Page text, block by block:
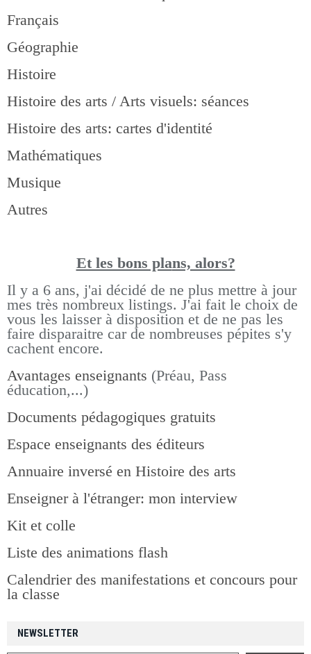
NEWSLETTER
Français
Géographie
Histoire
Histoire des arts / Arts visuels: séances
Histoire des arts: cartes d'identité
Mathématiques
Musique
Autres
Et les bons plans, alors?
Il y a 6 ans, j'ai décidé de ne plus mettre à jour
mes très nombreux listings. J'ai fait le choix de
vous les laisser à disposition et de ne pas les
faire disparaitre car de nombreuses pépites s'y
cachent encore.
Avantages enseignants (Préau, Pass
éducation,...)
Documents pédagogiques gratuits
Espace enseignants des éditeurs
Annuaire inversé en Histoire des arts
Enseigner à l'étranger: mon interview
Kit et colle
Liste des animations flash
Calendrier des manifestations et concours pour
la classe